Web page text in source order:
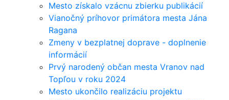
Mesto získalo vzácnu zbierku publikácií
Vianočný príhovor primátora mesta Jána
Ragana
Zmeny v bezplatnej doprave - doplnenie
informácií
Prvý narodený občan mesta Vranov nad
Topľou v roku 2024
Mesto ukončilo realizáciu projektu